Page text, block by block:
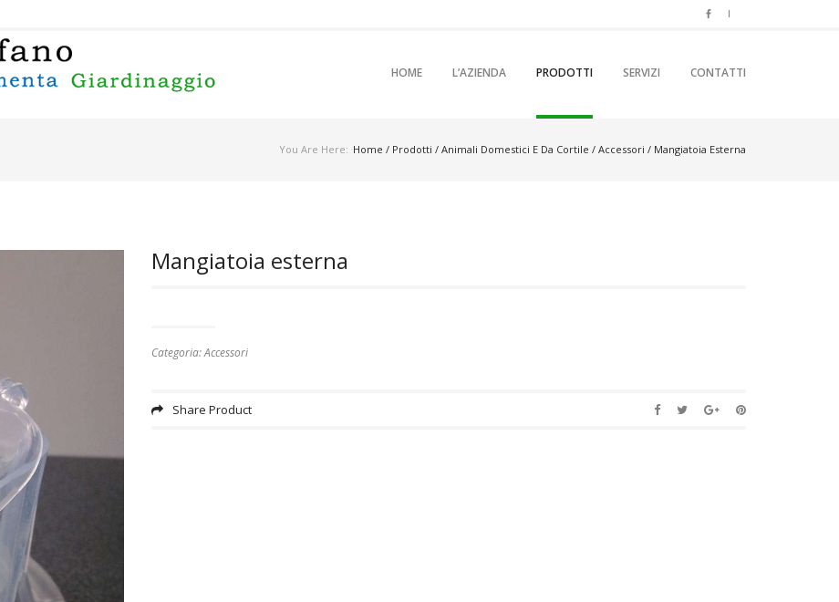
SKIP TO PRIMARY CONTENT
SKIP TO SECONDARY CONTENT
HOME L’AZIENDA PRODOTTI SERVIZI CONTATTI
You Are Here: Home / Prodotti / Animali Domestici E Da Cortile / Accessori / Mangiatoia Esterna
Mangiatoia esterna
Categoria:Accessori
Share Product